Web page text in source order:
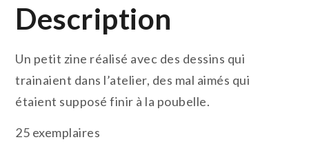
Description
Un petit zine réalisé avec des dessins qui
trainaient dans l’atelier, des mal aimés qui
étaient supposé finir à la poubelle.
25 exemplaires